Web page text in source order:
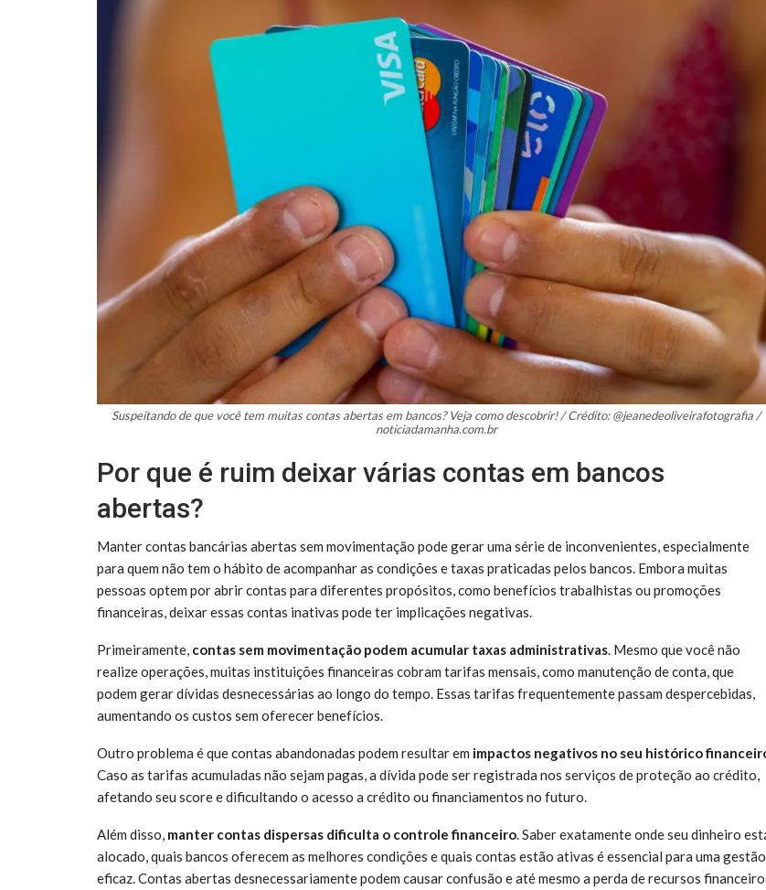
Suspeitando de que você tem muitas contas abertas em bancos? Veja como descobrir! / Crédito: @jeanedeoliveirafotografia /
noticiadamanha.com.br
Por que é ruim deixar várias contas em bancos
abertas?
Manter contas bancárias abertas sem movimentação pode gerar uma série de inconvenientes, especialmente
para quem não tem o hábito de acompanhar as condições e taxas praticadas pelos bancos. Embora muitas
pessoas optem por abrir contas para diferentes propósitos, como benefícios trabalhistas ou promoções
financeiras, deixar essas contas inativas pode ter implicações negativas.
Primeiramente, contas sem movimentação podem acumular taxas administrativas. Mesmo que você não
realize operações, muitas instituições financeiras cobram tarifas mensais, como manutenção de conta, que
podem gerar dívidas desnecessárias ao longo do tempo. Essas tarifas frequentemente passam despercebidas,
aumentando os custos sem oferecer benefícios.
Outro problema é que contas abandonadas podem resultar em impactos negativos no seu histórico
Caso as tarifas acumuladas não sejam pagas, a dívida pode ser registrada nos serviços de proteção ao crédito,
afetando seu score e dificultando o acesso a crédito ou financiamentos no futuro.
Além disso, manter contas dispersas dificulta o controle financeiro. Saber exatamente onde seu dinheiro
alocado, quais bancos oferecem as melhores condições e quais contas estão ativas é essencial para uma gestão
eficaz. Contas abertas desnecessariamente podem causar confusão e até mesmo a perda de recursos